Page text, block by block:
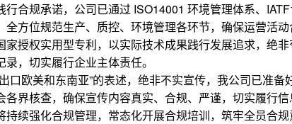
行合规承诺，公司已通过 ISO14001 环境管理体系、
全方位规范生产、质控、环境管理各环节，确保运营活
家授权实用型专利，以实际技术成果践行发展追求，绝
，切实履行企业主体责任。
口欧美和东南亚”的表述，绝非不实宣传，我公司已准
各界核查，确保宣传内容真实、合规、严谨，切实履行信
持续强化合规管理，常态化开展合规培训，筑牢全员合